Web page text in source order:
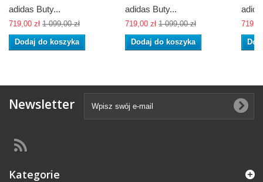
adidas Buty...
719,00 zł 1 099,00 zł
Dodaj do koszyka
adidas Buty...
719,00 zł 1 099,00 zł
Dodaj do koszyka
Newsletter
Kategorie